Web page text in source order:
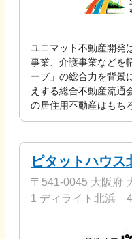
ユニマット不動産開発
事業、介護事業などを
ープ」の総合力を背景
えする総合不動産流通
の居住用不動産はもち
ピタットハウス
〒541-0045 大阪府
1 ディライト北浜